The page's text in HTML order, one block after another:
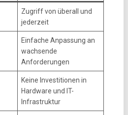
Zugriff von überall und
jederzeit
Einfache Anpassung an
wachsende
Anforderungen
Keine Investitionen in
Hardware und IT-
Infrastruktur